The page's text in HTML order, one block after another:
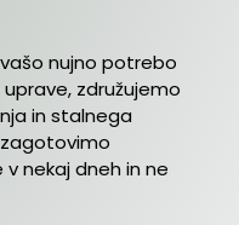
nujno potrebo
združujemo
in stalnega
nekaj dneh in ne